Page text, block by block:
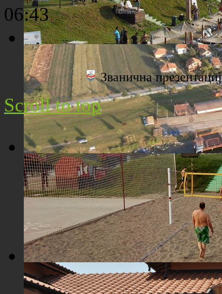
Плажа "Топољар" - Поглед са торња
Плажа "Топољар" - Поглед из ваздуха
Плажа "Топољар" - Терени на песку
06:43
Званична
Scroll to top